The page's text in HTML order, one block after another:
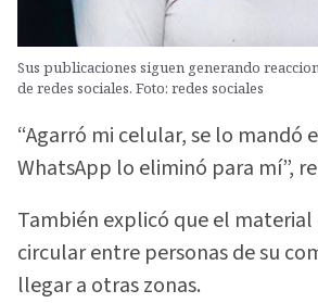
Sus publicaciones siguen generando
de redes sociales. Foto: redes sociales
“Agarró mi celular, se lo mandó
WhatsApp lo eliminó para mí”,
También explicó que el material
circular entre personas de su
llegar a otras zonas.